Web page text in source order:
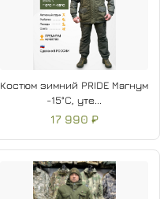
Костюм зимний PRIDE Магнум
-15°C, уте...
17 990 ₽